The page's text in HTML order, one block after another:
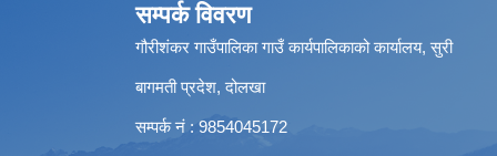
सम्पर्क विवरण
गौरीशंकर गाउँपालिका गाउँ कार्यपालिकाको कार्यालय, सुरी
बागमती प्रदेश, दोलखा
सम्पर्क नं : 9854045172